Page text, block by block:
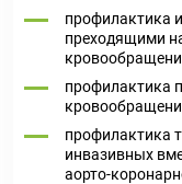
профилактика
преходящими
профилактика
профилактика
инвазивных
аорто-